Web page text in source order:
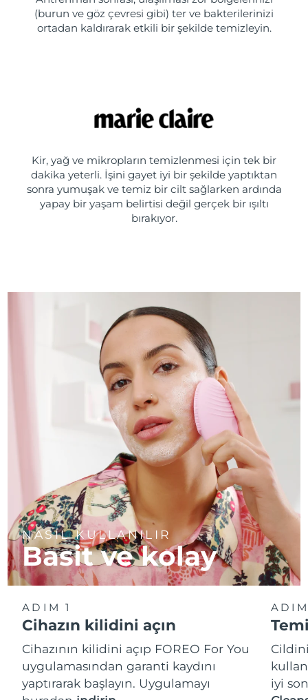
(burun ve göz çevresi gibi) ter ve bakterilerinizi
ortadan kaldırarak etkili bir şekilde temizleyin.
Kir, yağ ve mikropların temizlenmesi için tek bir
dakika yeterli. İşini gayet iyi bir şekilde yaptıktan
sonra yumuşak ve temiz bir cilt sağlarken ardında
yapay bir yaşam belirtisi değil gerçek bir ışıltı
bırakıyor.
NASIL KULLANILIR
Basit ve kolay
ADIM 1
Cihazın kilidini açın
Cihazının kilidini açıp FOREO For You
uygulamasından garanti kaydını
yaptırarak başlayın. Uygulamayı
iyi